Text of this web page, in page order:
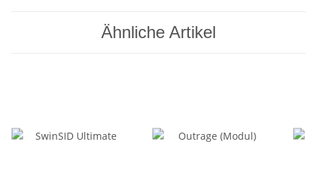
Ähnliche Artikel